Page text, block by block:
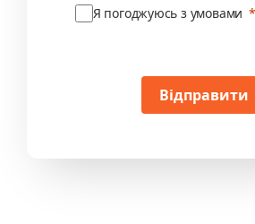
Я погоджуюсь з умовами
Відправити